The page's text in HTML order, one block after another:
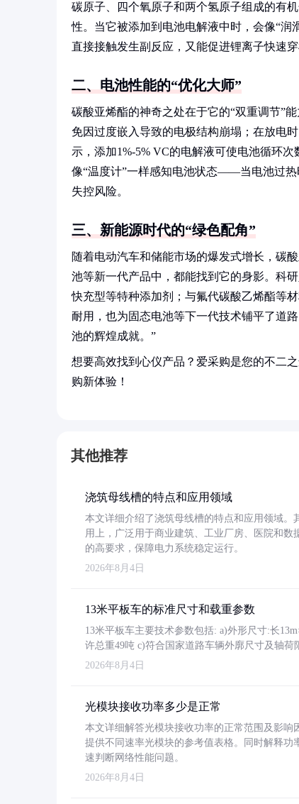
碳原子、四个氧原子和两个氢原子组成的有
性。当它被添加到电池电解液中时，会像“
直接接触发生副反应，又能促进锂离子快速
二、电池性能的“优化大师”
碳酸亚烯酯的神奇之处在于它的“双重调节”
免因过度嵌入导致的电极结构崩塌；在放电
示，添加1%-5% VC的电解液可使电池循环
像“温度计”一样感知电池状态——当电池过热
失控风险。
三、新能源时代的“绿色配角”
随着电动汽车和储能市场的爆发式增长，碳
池等新一代产品中，都能找到它的身影。科
快充型等特种添加剂；与氟代碳酸乙烯酯等
耐用，也为固态电池等下一代技术铺平了道
池的辉煌成就。”
想要高效找到心仪产品？爱采购是您的不二
购新体验！
其他推荐
浇筑母线槽的特点和应用领域
本文详细介绍了浇筑母线槽的特点和应用领域
用上，广泛用于商业建筑、工业厂房、医院和
的高要求，保障电力系统稳定运行。
2026年8月4日
13米平板车的标准尺寸和载重参数
13米平板车主要技术参数包括: a)外形尺寸:长
许总重49吨 c)符合国家道路车辆外廓尺寸及轴荷
2026年8月4日
光模块接收功率多少是正常
本文详细解答光模块接收功率的正常范围及影响
提供不同速率光模块的参考值表格。同时解释
速判断网络性能问题。
2026年8月4日